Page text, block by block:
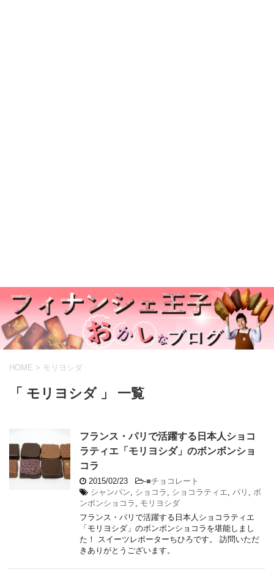
HOME > モリヨシダ
「 モリヨシダ 」 一覧
フランス・パリで活躍する日本人ショコ
ラティエ「モリヨシダ」のボンボンショ
コラ
2015/02/23 -■チョコレート
シャンパン
ショコラ ショコラティエ パリ
ボ
ンボンショコラ
モリヨシダ
フランス・パリで活躍する日本人ショコラティエ
「モリヨシダ」のボンボンショコラを堪能しまし
た！ スイーツレポーターちひろです。 訪問いただ
きありがとうございます。